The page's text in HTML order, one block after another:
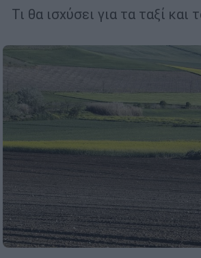
Τι θα ισχύσει για τα ταξί και